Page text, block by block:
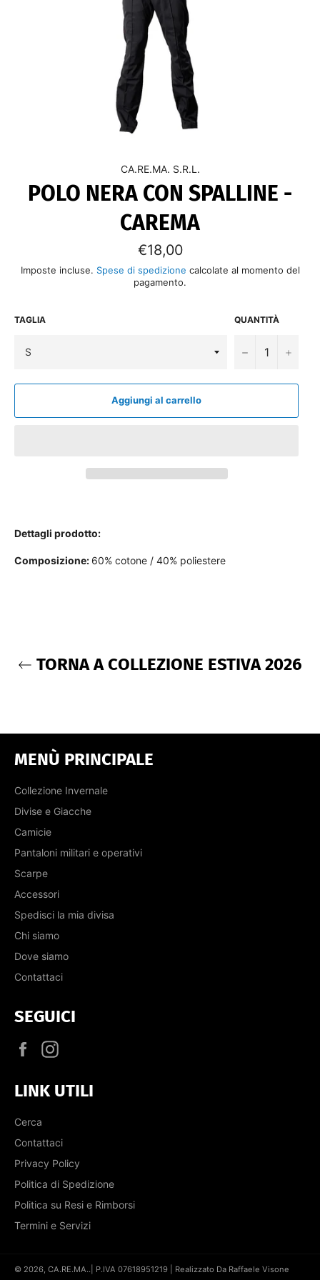
CA.RE.MA. S.R.L.
POLO NERA CON SPALLINE -
CAREMA
Prezzo
di
listino
€18,00
Imposte incluse. Spese di spedizione calcolate al momento del
pagamento.
TAGLIA QUANTITÀ
− +
Aggiungi al carrello
Dettagli prodotto:
Composizione: 60% cotone / 40% poliestere
TORNA A COLLEZIONE ESTIVA 2026
MENÙ PRINCIPALE
Collezione Invernale
Divise e Giacche
Camicie
Pantaloni militari e operativi
Scarpe
Accessori
Spedisci la mia divisa
Chi siamo
Dove siamo
Contattaci
SEGUICI
Facebook
LINK UTILI
Cerca
Contattaci
Privacy Policy
Politica di Spedizione
Politica su Resi e Rimborsi
Termini e Servizi
© 2026, CA.RE.MA..| P.IVA 07618951219 | Realizzato Da Raffaele Visone